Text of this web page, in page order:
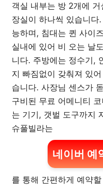
객실 내부는 방 2개에
장실이 하나씩 있습니
능하며, 침대는 퀸 사이
실내에 있어 비 오는 날
니다. 주방에는 정수기,
지 빠짐없이 갖춰져 있
습니다. 사장님 센스가
구비된 무료 어메니티
는 기기, 갯벌 도구까지
슈풀빌라는
네이버 예
를 통해 간편하게 예약